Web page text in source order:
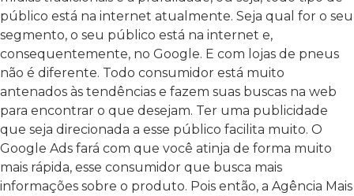
público está na internet atualmente. Seja qual for o seu
segmento, o seu público está na internet e,
consequentemente, no Google. E com lojas de pneus
não é diferente. Todo consumidor está muito
antenados às tendências e fazem suas buscas na web
para encontrar o que desejam. Ter uma publicidade
que seja direcionada a esse público facilita muito. O
Google Ads fará com que você atinja de forma muito
mais rápida, esse consumidor que busca mais
informações sobre o produto. Pois então, a Agência Mais